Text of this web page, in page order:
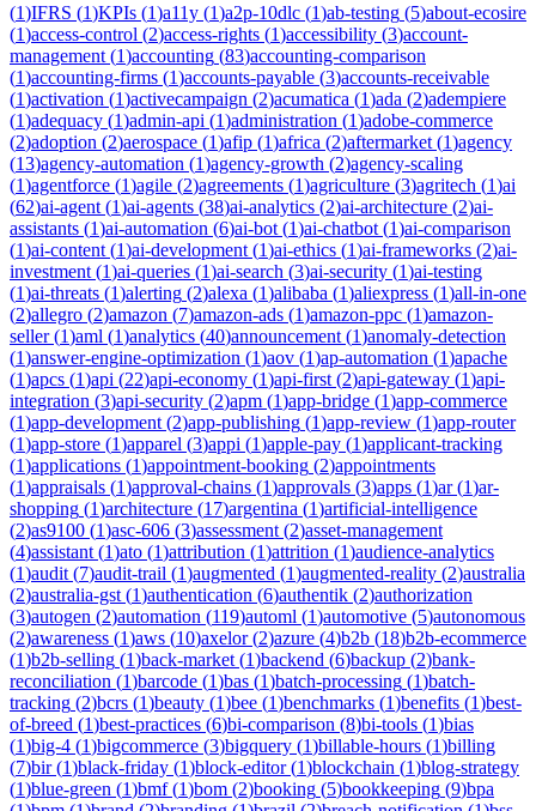
(1)IFRS (1)KPIs (1)a11y (1)a2p-10dlc (1)ab-testing (5)about-ecosire
(1)access-control (2)access-rights (1)accessibility (3)account-
management (1)accounting (83)accounting-comparison
(1)accounting-firms (1)accounts-payable (3)accounts-receivable
(1)activation (1)activecampaign (2)acumatica (1)ada (2)adempiere
(1)adequacy (1)admin-api (1)administration (1)adobe-commerce
(2)adoption (2)aerospace (1)afip (1)africa (2)aftermarket (1)agency
(13)agency-automation (1)agency-growth (2)agency-scaling
(1)agentforce (1)agile (2)agreements (1)agriculture (3)agritech (1)ai
(62)ai-agent (1)ai-agents (38)ai-analytics (2)ai-architecture (2)ai-
assistants (1)ai-automation (6)ai-bot (1)ai-chatbot (1)ai-comparison
(1)ai-content (1)ai-development (1)ai-ethics (1)ai-frameworks (2)ai-
investment (1)ai-queries (1)ai-search (3)ai-security (1)ai-testing
(1)ai-threats (1)alerting (2)alexa (1)alibaba (1)aliexpress (1)all-in-one
(2)allegro (2)amazon (7)amazon-ads (1)amazon-ppc (1)amazon-
seller(1)aml (1)analytics (40)announcement (1)anomaly-detection
(1)answer-engine-optimization (1)aov (1)ap-automation (1)apache
(1)apcs (1)api (22)api-economy (1)api-first (2)api-gateway (1)api-
integration (3)api-security (2)apm (1)app-bridge (1)app-commerce
(1)app-development (2)app-publishing (1)app-review (1)app-router
(1)app-store (1)apparel (3)appi (1)apple-pay (1)applicant-tracking
(1)applications (1)appointment-booking (2)appointments
(1)appraisals (1)approval-chains (1)approvals (3)apps (1)ar(1)ar-
shopping (1)architecture (17)argentina (1)artificial-intelligence
(2)as9100 (1)asc-606 (3)assessment (2)asset-management
(4)assistant (1)ato (1)attribution (1)attrition (1)audience-analytics
(1)audit (7)audit-trail (1)augmented (1)augmented-reality (2)australia
(2)australia-gst (1)authentication (6)authentik (2)authorization
(3)autogen (2)automation (119)automl (1)automotive (5)autonomous
(2)awareness (1)aws (10)axelor(2)azure (4)b2b (18)b2b-ecommerce
(1)b2b-selling (1)back-market (1)backend (6)backup (2)bank-
reconciliation (1)barcode (1)bas (1)batch-processing (1)batch-
tracking (2)bcrs (1)beauty (1)bee (1)benchmarks (1)benefits (1)best-
of-breed (1)best-practices (6)bi-comparison (8)bi-tools (1)bias
(1)big-4 (1)bigcommerce (3)bigquery (1)billable-hours (1)billing
(7)bir(1)black-friday (1)block-editor(1)blockchain (1)blog-strategy
(1)blue-green (1)bmf(1)bom (2)booking (5)bookkeeping (9)bpa